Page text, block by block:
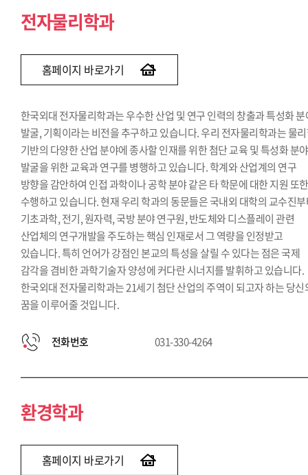
전자물리학과
홈페이지 바로가기
한국외대 전자물리학과는 우수한 산업 및 연구 인력의 창출과 특성화
발굴, 기획이라는 비전을 추구하고 있습니다. 우리 전자물리학과는 물
기반의 다양한 산업 분야에 종사할 인재를 위한 첨단 교육 및 특성화 분
발굴을 위한 교육과 연구를 병행하고 있습니다. 학계와 산업계의 연구
방향을 감안하여 인접 과학이나 공학 분야 같은 타 학문에 대한 지원 또한
수행하고 있습니다. 현재 우리 학과의 동문들은 국내외 대학의 교수진
기초과학, 전기, 원자력, 국방 분야 연구원, 반도체와 디스플레이 관련
산업체의 연구개발을 주도하는 핵심 인재로서 그 역량을 인정받고
있습니다. 특히 언어가 강점인 본교의 특성을 살릴 수 있다는 점은 국제
감각을 겸비한 과학기술자 양성에 커다란 시너지를 발휘하고 있습니다.
한국외대 전자물리학과는 21세기 첨단 산업의 주역이 되고자 하는 당신
꿈을 이루어줄 것입니다.
전화번호 031-330-4264
환경학과
홈페이지 바로가기